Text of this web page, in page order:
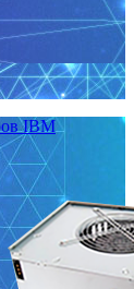
IBM